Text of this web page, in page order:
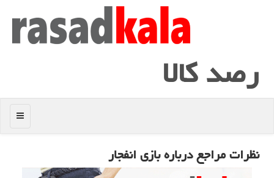
رصد كالا
منو
نظرات مراجع درباره بازی انفجار